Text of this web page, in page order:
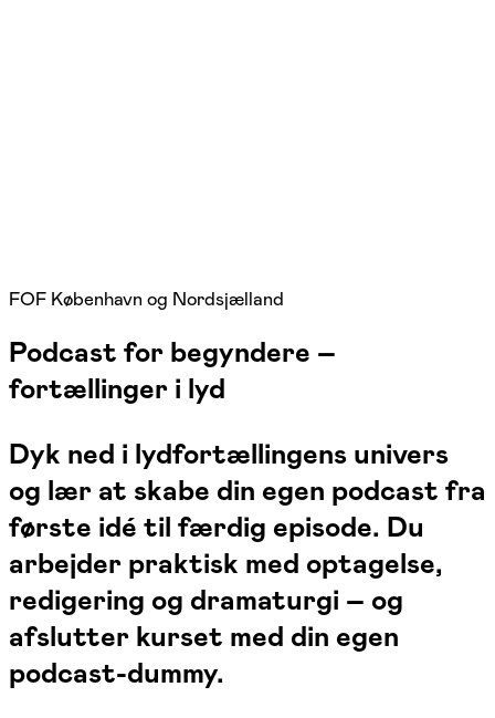
FOF København og Nordsjælland
Podcast for begyndere –
fortællinger i lyd
Dyk ned i lydfortællingens univers
og lær at skabe din egen podcast fra
første idé til færdig episode. Du
arbejder praktisk med optagelse,
redigering og dramaturgi – og
afslutter kurset med din egen
podcast-dummy.